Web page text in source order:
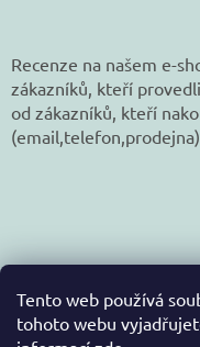
Tento web používá
tohoto webu
Recenze na našem e-
zákazníků, kteří
od zákazníků, kteří